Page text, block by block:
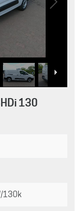
130
130k